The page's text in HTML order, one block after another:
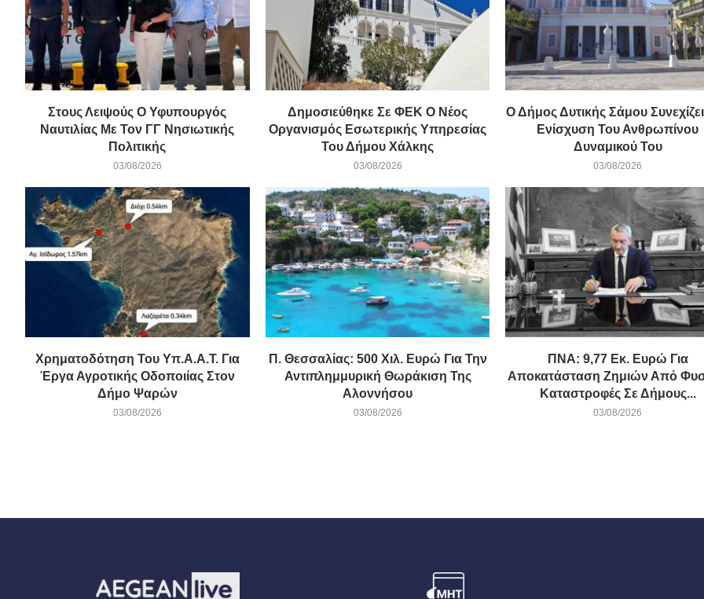
Στους Λειψούς Ο Υφυπουργός
Ναυτιλίας Με Τον ΓΓ Νησιωτικής
Πολιτικής
03/08/2026
Δημοσιεύθηκε Σε ΦΕΚ Ο Νέος
Οργανισμός Εσωτερικής Υπηρεσίας
Του Δήμου Χάλκης
03/08/2026
Ο Δήμος Δυτικής Σάμου
Ενίσχυση Του Ανθρωπίνου
Δυναμικού Του
03/08/2026
Χρηματοδότηση Του Υπ.Α.Α.Τ. Για
Έργα Αγροτικής Οδοποιίας Στον
Δήμο Ψαρών
03/08/2026
Π. Θεσσαλίας: 500 Χιλ. Ευρώ Για Την
Αντιπλημμυρική Θωράκιση Της
Αλοννήσου
03/08/2026
ΠΝΑ: 9,77 Εκ. Ευρώ Για
Αποκατάσταση Ζημιών Από
Καταστροφές Σε Δήμους...
03/08/2026